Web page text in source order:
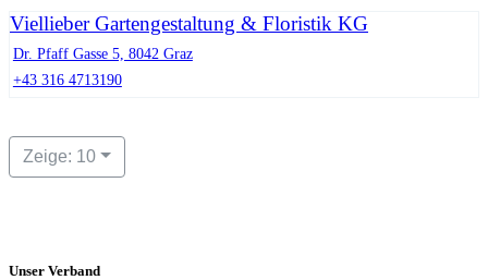
Viellieber Gartengestaltung & Floristik KG
Dr. Pfaff Gasse 5, 8042 Graz
+43 316 4713190
Zeige: 10
Unser Verband